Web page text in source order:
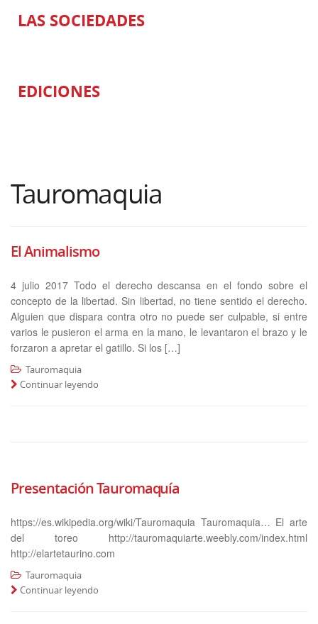
LAS SOCIEDADES
EDICIONES
Tauromaquia
El Animalismo
4 julio 2017 Todo el derecho descansa en el fondo sobre el
concepto de la libertad. Sin libertad, no tiene sentido el derecho.
Alguien que dispara contra otro no puede ser culpable, si entre
varios le pusieron el arma en la mano, le levantaron el brazo y le
forzaron a apretar el gatillo. Si los […]
Tauromaquia
Continuar leyendo
Presentación Tauromaquía
https://es.wikipedia.org/wiki/Tauromaquia Tauromaquia… El arte
del toreo http://tauromaquiarte.weebly.com/index.html
http://elartetaurino.com
Tauromaquia
Continuar leyendo